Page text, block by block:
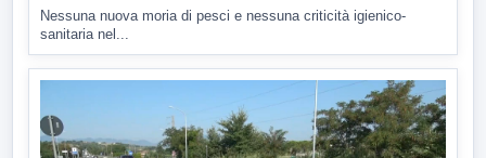
Nessuna nuova moria di pesci e nessuna criticità igienico-
sanitaria nel...